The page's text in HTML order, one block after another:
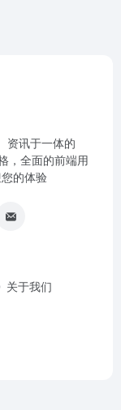
资讯于一体的
，全面的前端用
的体验
关于我们